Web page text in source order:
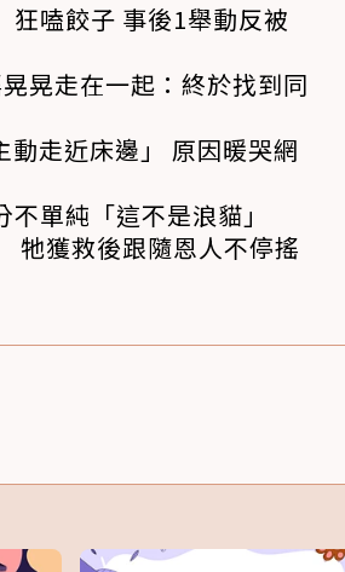
狂嗑餃子 事後1舉動反被
晃走在一起：終於找到同
走近床邊」 原因暖哭網
單純「這不是浪貓」
牠獲救後跟隨恩人不停搖